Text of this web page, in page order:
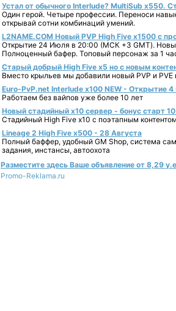
Устал от обычного Interlude? MultiSub x550.
Один герой. Четыре профессии. Переноси
открывай сотни комбинаций умений.
L2NAME.COM Новый PVP High Five x1500 с
Открытие 24 Июля в 20:00 (МСК +3 GMT).
Полноценный бафер. Топовый персонаж за 1
Старый добрый High Five x5 но с новым
Вместо крыльев мы добавили новый PVP и PVE
Euro-PvP.net Interlude х100 NEW - Открытие 4
Работаем без вайпов уже более 10 лет
Новый стадийный х10 сервер - бонус старт
Стадийный High Five x10 с поэтапным
Lineage 2 High Five x500 - 28 Августа
Полный баффер, удобный GM Shop, система
задания, инстансы, автоохота
Разместите здесь Ваше объявление от 8,29
Promo-Reklama.ru